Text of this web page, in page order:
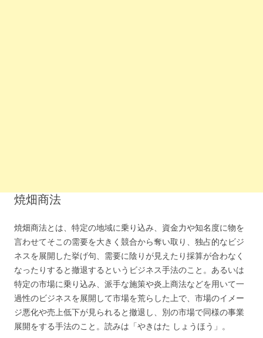
焼畑商法
焼畑商法とは、特定の地域に乗り込み、資金力や知名度に物を
言わせてそこの需要を大きく競合から奪い取り、独占的なビジ
ネスを展開した挙げ句、需要に陰りが見えたり採算が合わなく
なったりすると撤退するというビジネス手法のこと。あるいは
特定の市場に乗り込み、派手な施策や炎上商法などを用いて一
過性のビジネスを展開して市場を荒らした上で、市場のイメー
ジ悪化や売上低下が見られると撤退し、別の市場で同様の事業
展開をする手法のこと。読みは「やきはた しょうほう」。